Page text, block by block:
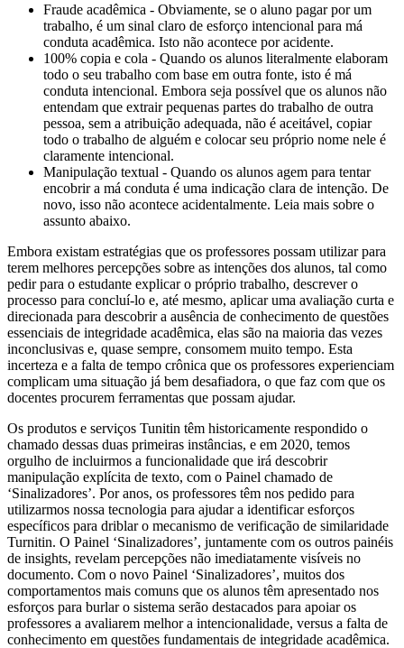
Fraude acadêmica - Obviamente, se o aluno pagar por um
trabalho, é um sinal claro de esforço intencional para má
conduta acadêmica. Isto não acontece por acidente.
100% copia e cola - Quando os alunos literalmente elaboram
todo o seu trabalho com base em outra fonte, isto é má
conduta intencional. Embora seja possível que os alunos não
entendam que extrair pequenas partes do trabalho de outra
pessoa, sem a atribuição adequada, não é aceitável, copiar
todo o trabalho de alguém e colocar seu próprio nome nele é
claramente intencional.
Manipulação textual - Quando os alunos agem para tentar
encobrir a má conduta é uma indicação clara de intenção. De
novo, isso não acontece acidentalmente. Leia mais sobre o
assunto abaixo.
Embora existam estratégias que os professores possam utilizar para
terem melhores percepções sobre as intenções dos alunos, tal como
pedir para o estudante explicar o próprio trabalho, descrever o
processo para concluí-lo e, até mesmo, aplicar uma avaliação curta e
direcionada para descobrir a ausência de conhecimento de questões
essenciais de integridade acadêmica, elas são na maioria das vezes
inconclusivas e, quase sempre, consomem muito tempo. Esta
incerteza e a falta de tempo crônica que os professores experienciam
complicam uma situação já bem desafiadora, o que faz com que os
docentes procurem ferramentas que possam ajudar.
Os produtos e serviços Tunitin têm historicamente respondido o
chamado dessas duas primeiras instâncias, e em 2020, temos
orgulho de incluirmos a funcionalidade que irá descobrir
manipulação explícita de texto, com o Painel chamado de
‘Sinalizadores’. Por anos, os professores têm nos pedido para
utilizarmos nossa tecnologia para ajudar a identificar esforços
específicos para driblar o mecanismo de verificação de similaridade
Turnitin. O Painel ‘Sinalizadores’, juntamente com os outros painéis
de insights, revelam percepções não imediatamente visíveis no
documento. Com o novo Painel ‘Sinalizadores’, muitos dos
comportamentos mais comuns que os alunos têm apresentado nos
esforços para burlar o sistema serão destacados para apoiar os
professores a avaliarem melhor a intencionalidade, versus a falta de
conhecimento em questões fundamentais de integridade acadêmica.